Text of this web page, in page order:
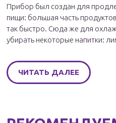
Прибор был создан для
пищи: большая часть
так быстро. Сюда же для
убирать некоторые напитки:
ЧИТАТЬ ДАЛЕЕ